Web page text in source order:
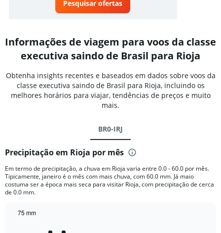
Pesquisar ofertas
Informações de viagem para voos da classe
executiva saindo de Brasil para Rioja
Obtenha insights recentes e baseados em dados sobre voos da
classe executiva saindo de Brasil para Rioja, incluindo os
melhores horários para viajar, tendências de preços e muito
mais.
BR0-IRJ
Precipitação em Rioja por mês
Em termo de precipitação, a chuva em Rioja varia entre 0.0 - 60.0 por mês.
Tipicamente, janeiro é o mês com mais chuva, com 60.0 mm. Já maio
costuma ser a época mais seca para visitar Rioja, com precipitação de cerca
de 0.0 mm.
75 mm